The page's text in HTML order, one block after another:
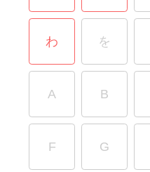
わ を
A B
F G